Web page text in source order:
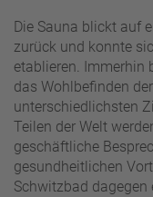
Die Sauna blickt auf
zurück und konnte
etablieren. Immerhin
das Wohlbefinden
unterschiedlichsten
Teilen der Welt
geschäftliche
gesundheitlichen
Schwitzbad dagegen